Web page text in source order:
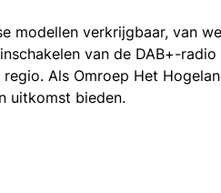
modellen verkrijgbaar, van
van de DAB+-
Als Omroep Het
uitkomst bieden.